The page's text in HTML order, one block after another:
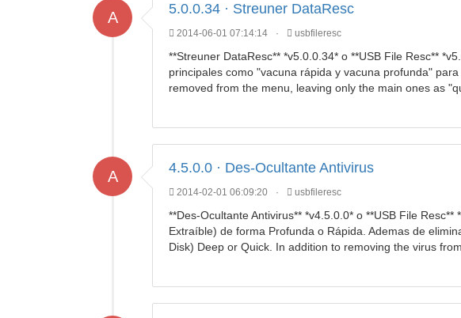
A 5.0.0.34 · Streuner DataResc
2014-06-01 07:14:14 · usbfileresc
**Streuner DataResc** *v5.0.0.34* o **USB File Resc**
principales como "vacuna rápida y vacuna profunda"
removed from the menu, leaving only the main ones as
A 4.5.0.0 · Des-Ocultante Antivirus
2014-02-01 06:09:20 · usbfileresc
**Des-Ocultante Antivirus** *v4.5.0.0* o **USB File
Extraíble) de forma Profunda o Rápida. Ademas de
Disk) Deep or Quick. In addition to removing the virus